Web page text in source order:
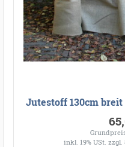
Jutestoff 130cm breit
inkl. 19% USt. zzgl.